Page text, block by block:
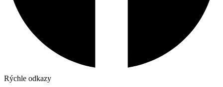
Rýchle odkazy